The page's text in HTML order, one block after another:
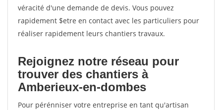
véracité d'une demande de devis. Vous pouvez
rapidement $etre en contact avec les particuliers pour
réaliser rapidement leurs chantiers travaux.
Rejoignez notre réseau pour
trouver des chantiers à
Amberieux-en-dombes
Pour pérénniser votre entreprise en tant qu'artisan